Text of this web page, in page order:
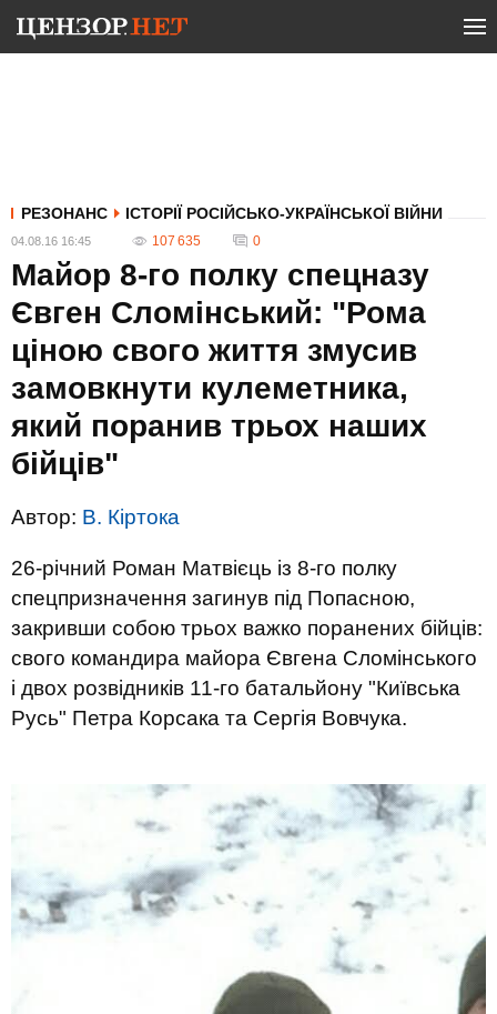
РЕЗОНАНС ІСТОРІЇ РОСІЙСЬКО-УКРАЇНСЬКОЇ ВІЙНИ
04.08.16 16:45 107 635 0
Майор 8-го полку спецназу
Євген Сломінський: "Рома
ціною свого життя змусив
замовкнути кулеметника,
який поранив трьох наших
бійців"
Автор: В. Кіртока
26-річний Роман Матвієць із 8-го полку
спецпризначення загинув під Попасною,
закривши собою трьох важко поранених бійців:
свого командира майора Євгена Сломінського
і двох розвідників 11-го батальйону "Київська
Русь" Петра Корсака та Сергія Вовчука.